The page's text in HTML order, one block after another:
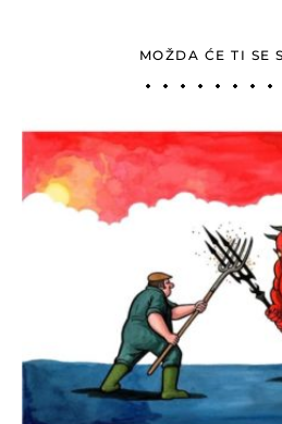
MOŽDA ĆE TI SE